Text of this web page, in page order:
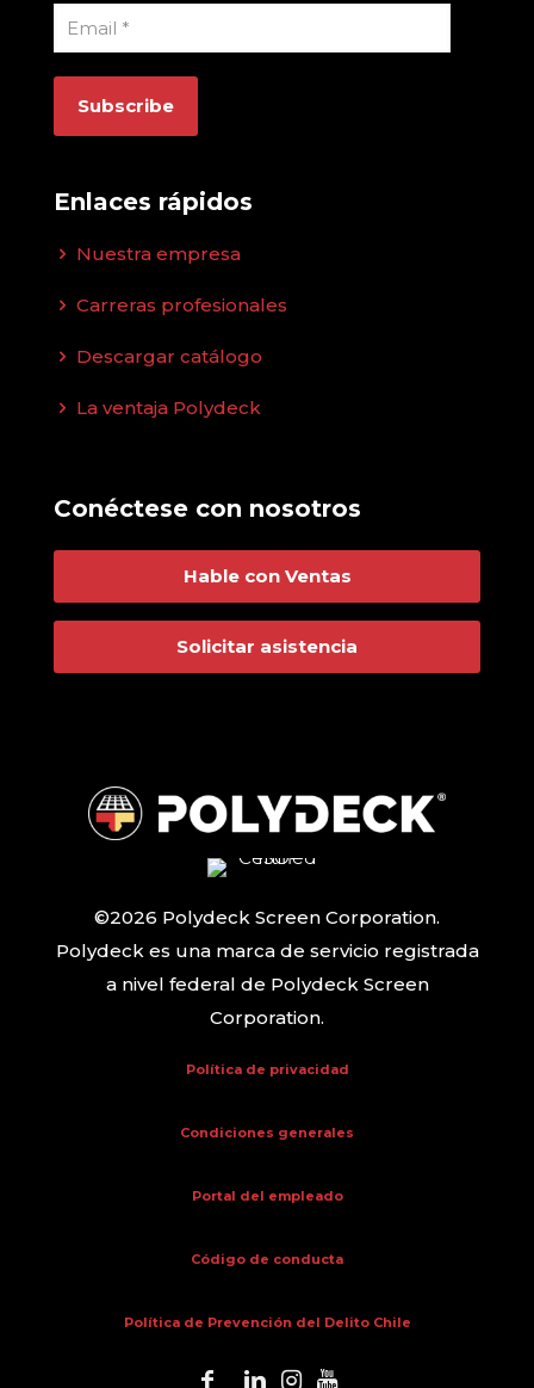
Enlaces rápidos
Nuestra empresa
Carreras profesionales
Descargar catálogo
La ventaja Polydeck
Conéctese con nosotros
Hable con Ventas
Solicitar asistencia
©2026 Polydeck Screen Corporation.
Polydeck es una marca de servicio registrada
a nivel federal de Polydeck Screen
Corporation.
Política de privacidad
Condiciones generales
Portal del empleado
Código de conducta
Política de Prevención del Delito Chile